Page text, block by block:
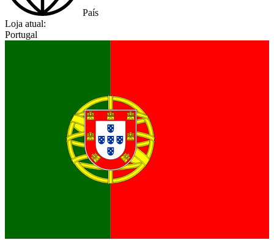
País
Loja atual:
Portugal